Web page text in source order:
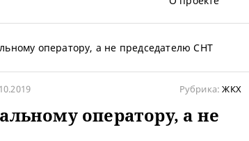
оператору, а не председателю СНТ
Рубрика:ЖКХ
оператору, а не